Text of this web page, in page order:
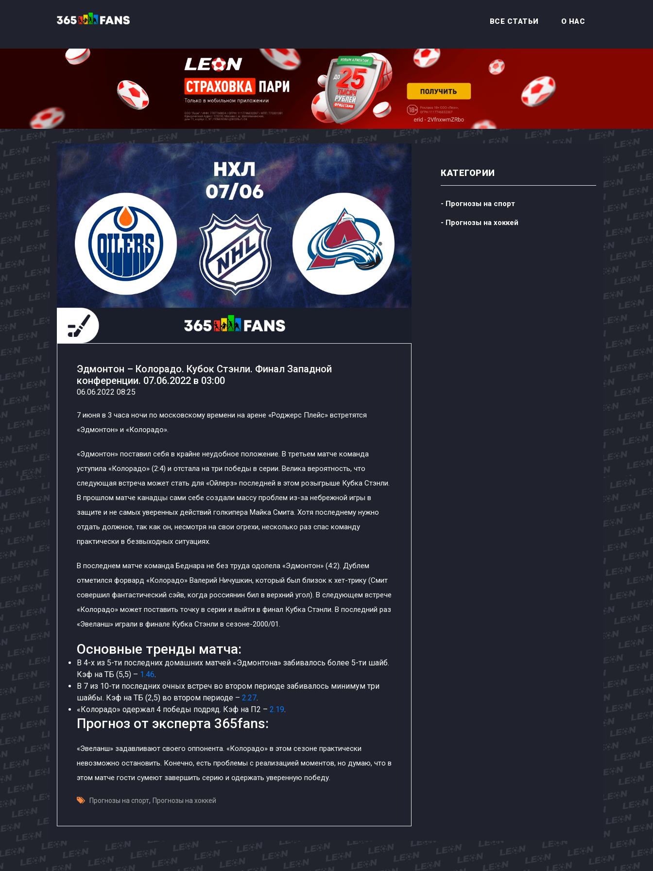
ВСЕ СТАТЬИ О НАС
Эдмонтон – Колорадо. Кубок Стэнли. Финал Западной
конференции. 07.06.2022 в 03:00
06.06.2022 08:25
7 июня в 3 часа ночи по московскому времени на арене «Роджерс Плейс» встретятся
«Эдмонтон» и «Колорадо».
«Эдмонтон» поставил себя в крайне неудобное положение. В третьем матче команда
уступила «Колорадо» (2:4) и отстала на три победы в серии. Велика вероятность, что
следующая встреча может стать для «Ойлерз» последней в этом розыгрыше Кубка Стэнли.
В прошлом матче канадцы сами себе создали массу проблем из-за небрежной игры в
защите и не самых уверенных действий голкипера Майка Смита. Хотя последнему нужно
отдать должное, так как он, несмотря на свои огрехи, несколько раз спас команду
практически в безвыходных ситуациях.
В последнем матче команда Беднара не без труда одолела «Эдмонтон» (4:2). Дублем
отметился форвард «Колорадо» Валерий Ничушкин, который был близок к хет-трику (Смит
совершил фантастический сэйв, когда россиянин бил в верхний угол). В следующем встрече
«Колорадо» может поставить точку в серии и выйти в финал Кубка Стэнли. В последний раз
«Эвеланш» играли в финале Кубка Стэнли в сезоне-2000/01.
Основные тренды матча:
В 4-х из 5-ти последних домашних матчей «Эдмонтона» забивалось более 5-ти шайб.
Кэф на ТБ (5,5) – 1.46.
В 7 из 10-ти последних очных встреч во втором периоде забивалось минимум три
шайбы. Кэф на ТБ (2,5) во втором периоде – 2.27.
«Колорадо» одержал 4 победы подряд. Кэф на П2 – 2.19.
Прогноз от эксперта 365fans:
«Эвеланш» задавливают своего оппонента. «Колорадо» в этом сезоне практически
невозможно остановить. Конечно, есть проблемы с реализацией моментов, но думаю, что в
этом матче гости сумеют завершить серию и одержать уверенную победу.
Прогнозы на спорт, Прогнозы на хоккей
КАТЕГОРИИ
- Прогнозы на спорт
- Прогнозы на хоккей